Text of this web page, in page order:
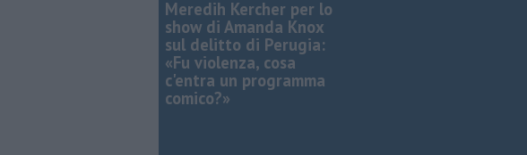
Meredih Kercher per lo
show di Amanda Knox
sul delitto di Perugia:
«Fu violenza, cosa
c'entra un programma
comico?»